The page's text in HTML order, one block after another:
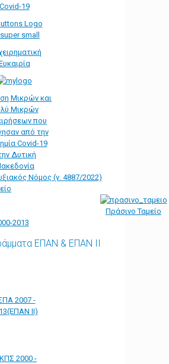
Covid-19
Μικρών και
Μικρών
που
από την
Covid-19
Δυτική
Νόμος (ν. 4887/2022)
Πράσινο Ταμείο
2013
ΕΠΑΝ & ΕΠΑΝ ΙΙ
2007 -
ΙΙ)
2000 -